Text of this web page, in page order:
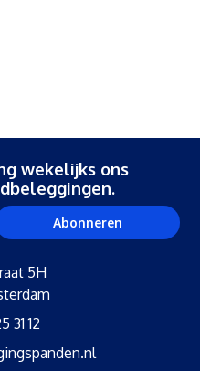
wekelijks ons
Abonneren
5H
31 12